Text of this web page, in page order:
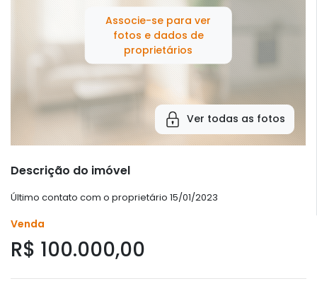
Associe-se para ver
fotos e dados de
proprietários
Ver todas as fotos
Descrição do imóvel
Último contato com o proprietário 15/01/2023
Venda
R$ 100.000,00